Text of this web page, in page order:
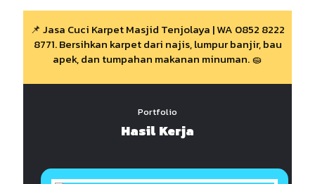
📌 Jasa Cuci Karpet Masjid Tenjolaya | WA 0852 8222
8771. Bersihkan karpet dari najis, lumpur banjir, bau
apek, dan tumpahan makanan minuman. 🧽
Portfolio
Hasil Kerja